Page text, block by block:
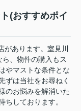
(おすすめポイ
あります。室見川
、物件の購入もス
やマストな条件とな
ずは当社をお尋ねく
のお悩みを解消いた
ちしております。